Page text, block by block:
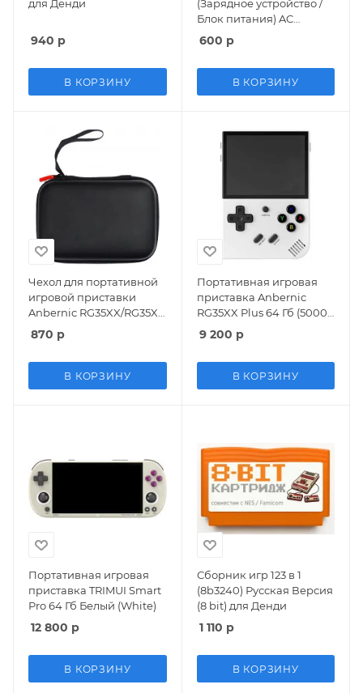
для Денди
940 р
В КОРЗИНУ
(Зарядное устройство /
Блок питания) AC
Adaptor 220v 9V 850mA
Белый (Старого образца)
600 р
В КОРЗИНУ
Чехол для портативной
игровой приставки
Anbernic RG35XX/RG35XX
Plus Черный (Black) 8 bit
870 р
В КОРЗИНУ
Портативная игровая
приставка Anbernic
RG35XX Plus 64 Гб (5000
в 1) + 5000 встроенных
игр Белый (White) 8 bit
9 200 р
В КОРЗИНУ
Портативная игровая
приставка TRIMUI Smart
Pro 64 Гб Белый (White)
12 800 р
В КОРЗИНУ
Сборник игр 123 в 1
(8b3240) Русская Версия
(8 bit) для Денди
1 110 р
В КОРЗИНУ